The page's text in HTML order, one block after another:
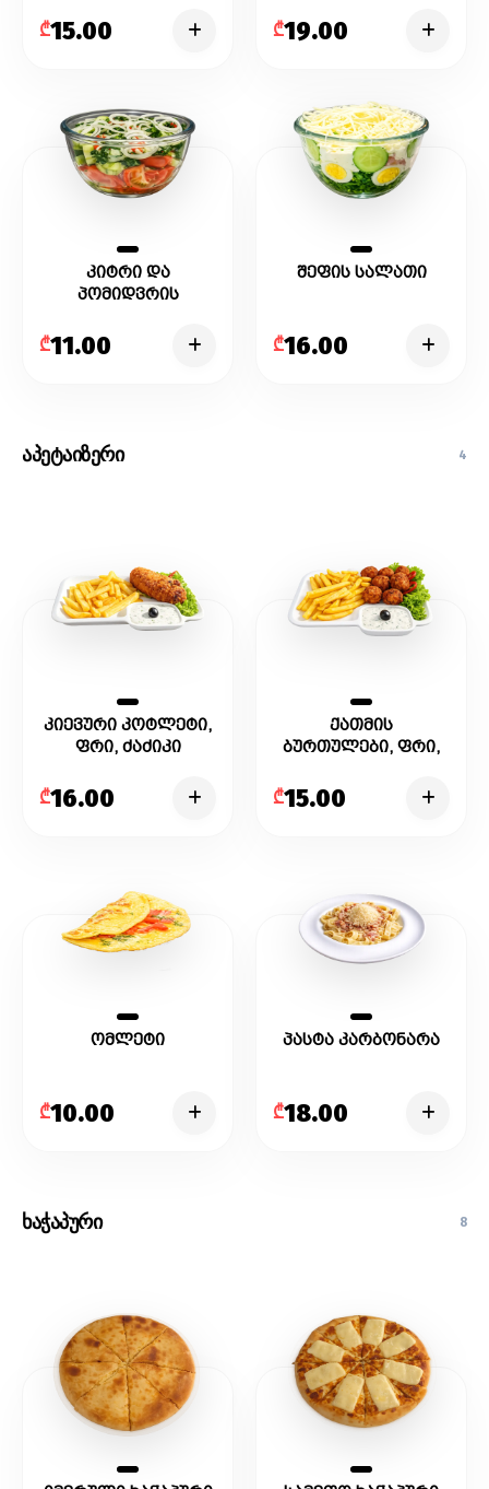
₾15.00 ₾19.00
კიტრი და
პომიდვრის
₾11.00
შეფის სალათი
₾16.00
აპეტაიზერი 4
კიევური კოტლეტი,
ფრი, ძაძიკი
₾16.00
ქათმის
ბურთულები, ფრი,
₾15.00
ომლეტი
₾10.00
პასტა კარბონარა
₾18.00
ხაჭაპური 8